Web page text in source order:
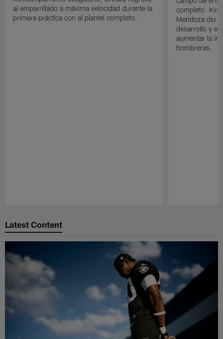
al emparrillado a máxima velocidad durante la
primera práctica con el plantel completo.
completo. Kirk
Mendoza dio
desarrollo y el
aumentar la
hombreras.
Latest Content